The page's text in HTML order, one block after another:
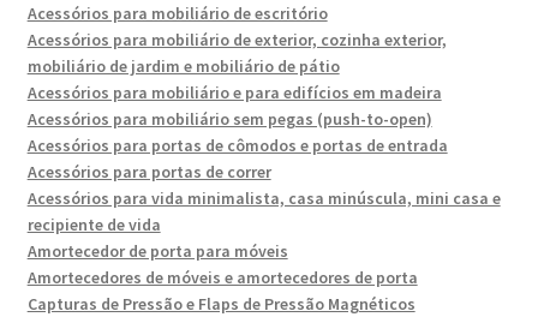
Acessórios para mobiliário de escritório
Acessórios para mobiliário de exterior, cozinha exterior,
mobiliário de jardim e mobiliário de pátio
Acessórios para mobiliário e para edifícios em madeira
Acessórios para mobiliário sem pegas (push-to-open)
Acessórios para portas de cômodos e portas de entrada
Acessórios para portas de correr
Acessórios para vida minimalista, casa minúscula, mini casa e
recipiente de vida
Amortecedor de porta para móveis
Amortecedores de móveis e amortecedores de porta
Capturas de Pressão e Flaps de Pressão Magnéticos